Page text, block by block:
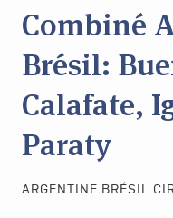
Combiné
Brésil:
Calafate,
Paraty
ARGENTINE BRÉSIL